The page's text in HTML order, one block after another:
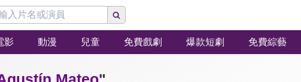
影 動漫 兒童 免費戲劇 爆款短劇 免費綜藝